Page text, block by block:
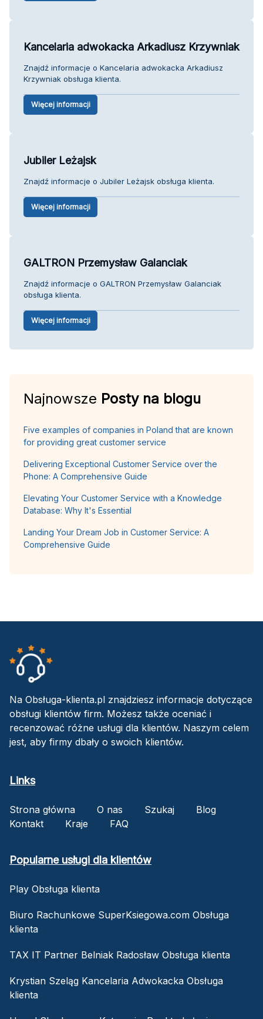
Kancelaria adwokacka Arkadiusz Krzywniak
Znajdź informacje o Kancelaria adwokacka Arkadiusz
Krzywniak obsługa klienta.
Więcej informacji
Jubiler Leżajsk
Znajdź informacje o Jubiler Leżajsk obsługa klienta.
Więcej informacji
GALTRON Przemysław Galanciak
Znajdź informacje o GALTRON Przemysław Galanciak
obsługa klienta.
Więcej informacji
Najnowsze Posty na blogu
Five examples of companies in Poland that are known
for providing great customer service
Delivering Exceptional Customer Service over the
Phone: A Comprehensive Guide
Elevating Your Customer Service with a Knowledge
Database: Why It's Essential
Landing Your Dream Job in Customer Service: A
Comprehensive Guide
Na Obsługa-klienta.pl znajdziesz informacje dotyczące
obsługi klientów firm. Możesz także oceniać i
recenzować różne usługi dla klientów. Naszym celem
jest, aby firmy dbały o swoich klientów.
Links
Strona główna O nas Szukaj
Blog
Kontakt
Kraje FAQ
Popularne usługi dla klientów
Play Obsługa klienta
Biuro Rachunkowe SuperKsiegowa.com Obsługa
klienta
TAX IT Partner Belniak Radosław Obsługa klienta
Krystian Szeląg Kancelaria Adwokacka Obsługa
klienta